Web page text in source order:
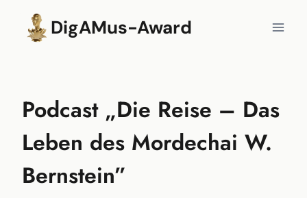
springen
DigAMus-Award
Podcast „Die Reise – Das
Leben des Mordechai W.
Bernstein”